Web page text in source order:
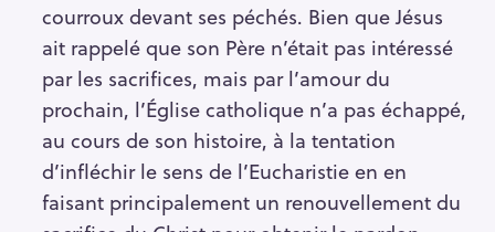
courroux devant ses péchés. Bien que Jésus
ait rappelé que son Père n’était pas intéressé
par les sacrifices, mais par l’amour du
prochain, l’Église catholique n’a pas échappé,
au cours de son histoire, à la tentation
d’infléchir le sens de l’Eucharistie en en
faisant principalement un renouvellement du